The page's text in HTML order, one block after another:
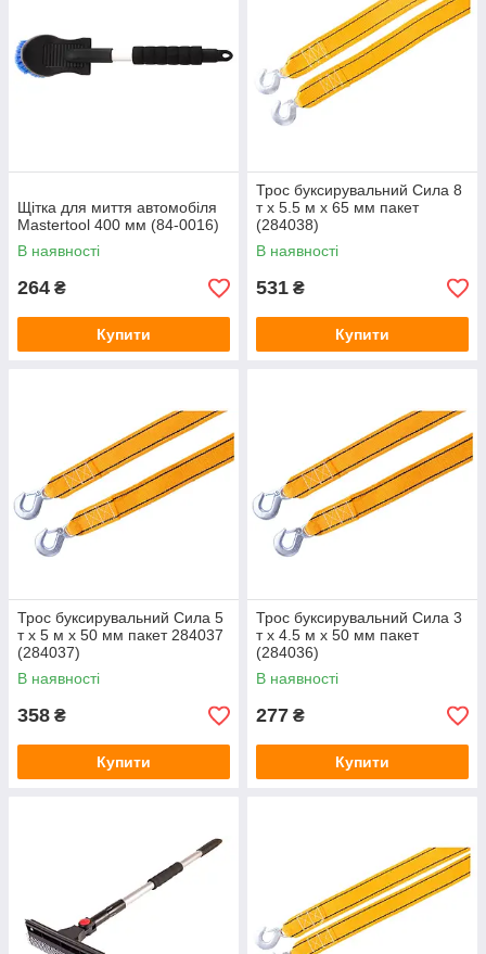
Щітка для миття автомобіля
Mastertool 400 мм (84-0016)
В наявності
264 ₴
Купити
Трос буксирувальний Сила 8
т x 5.5 м x 65 мм пакет
(284038)
В наявності
531 ₴
Купити
Трос буксирувальний Сила 5
т x 5 м x 50 мм пакет 284037
(284037)
В наявності
358 ₴
Купити
Трос буксирувальний Сила 3
т x 4.5 м x 50 мм пакет
(284036)
В наявності
277 ₴
Купити